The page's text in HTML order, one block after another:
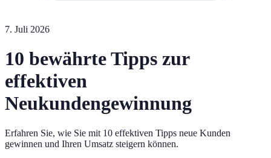
7. Juli 2026
10 bewährte Tipps zur
effektiven
Neukundengewinnung
Erfahren Sie, wie Sie mit 10 effektiven Tipps neue Kunden
gewinnen und Ihren Umsatz steigern können.